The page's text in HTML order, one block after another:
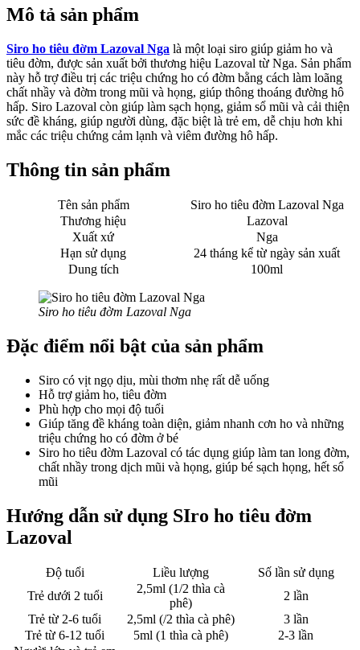
Mô tả sản phẩm
Siro ho tiêu đờm Lazoval Nga là một loại siro giúp giảm ho và
tiêu đờm, được sản xuất bởi thương hiệu Lazoval từ Nga. Sản phẩm
này hỗ trợ điều trị các triệu chứng ho có đờm bằng cách làm loãng
chất nhầy và đờm trong mũi và họng, giúp thông thoáng đường hô
hấp. Siro Lazoval còn giúp làm sạch họng, giảm sổ mũi và cải thiện
sức đề kháng, giúp người dùng, đặc biệt là trẻ em, dễ chịu hơn khi
mắc các triệu chứng cảm lạnh và viêm đường hô hấp.
Thông tin sản phẩm
Tên sản phẩm
Siro ho tiêu đờm Lazoval Nga
Thương hiệu
Lazoval
Xuất xứ
Nga
Hạn sử dụng
24 tháng kể từ ngày sản xuất
Dung tích
100ml
Siro ho tiêu đờm Lazoval Nga
Đặc điểm nổi bật của sản phẩm
Siro có vịt ngọ dịu, mùi thơm nhẹ rất dễ uống
Hỗ trợ giảm ho, tiêu đờm
Phù hợp cho mọi độ tuổi
Giúp tăng đề kháng toàn diện, giảm nhanh cơn ho và những
triệu chứng ho có đờm ở bé
Siro ho tiêu đờm Lazoval có tác dụng giúp làm tan long đờm,
chất nhầy trong dịch mũi và họng, giúp bé sạch họng, hết sổ
mũi
Hướng dẫn sử dụng SIro ho tiêu đờm
Lazoval
Độ tuổi Liều lượng
Số lần sử dụng
Trẻ dưới 2 tuổi
2,5ml (1/2 thìa cà
phê)
2 lần
Trẻ từ 2-6 tuổi
2,5ml (/2 thìa cà phê)
3 lần
Trẻ từ 6-12 tuổi
5ml (1 thìa cà phê)
2-3 lần